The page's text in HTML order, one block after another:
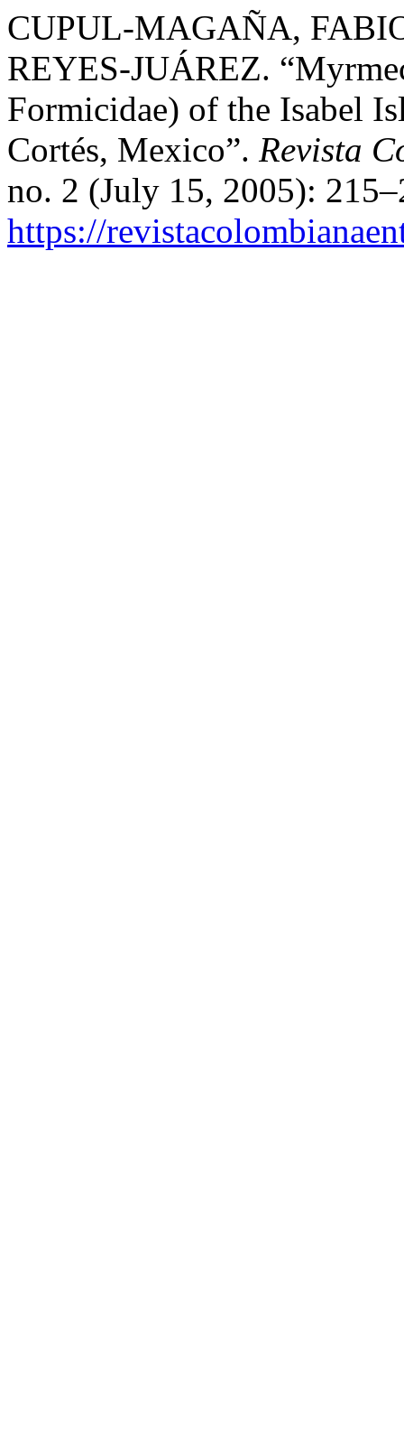
CUPUL-MAGAÑA,
REYES-JUÁREZ.
Formicidae) of the Isabel
Cortés, Mexico”. Revista
no. 2 (July 15, 2005):
https://